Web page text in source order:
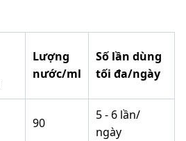
Lượng
nước/ml
Số lần dùng
tối đa/ngày
90
5 - 6 lần/
ngày